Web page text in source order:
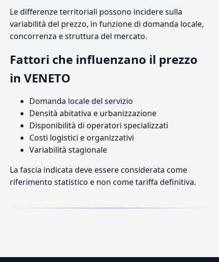
Le differenze territoriali possono incidere sulla
variabilità del prezzo, in funzione di domanda locale,
concorrenza e struttura del mercato.
Fattori che influenzano il prezzo
in VENETO
Domanda locale del servizio
Densità abitativa e urbanizzazione
Disponibilità di operatori specializzati
Costi logistici e organizzativi
Variabilità stagionale
La fascia indicata deve essere considerata come
riferimento statistico e non come tariffa definitiva.